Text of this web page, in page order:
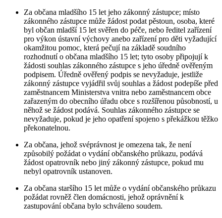
Za občana mladšího 15 let jeho zákonný zástupce; místo
zákonného zástupce může žádost podat pěstoun, osoba, které
byl občan mladší 15 let svěřen do péče, nebo ředitel zařízení
pro výkon ústavní výchovy anebo zařízení pro děti vyžadující
okamžitou pomoc, která pečují na základě soudního
rozhodnutí o občana mladšího 15 let; tyto osoby připojují k
žádosti souhlas zákonného zástupce s jeho úředně ověřeným
podpisem. Úředně ověřený podpis se nevyžaduje, jestliže
zákonný zástupce vyjádřil svůj souhlas a žádost podepíše před
zaměstnancem Ministerstva vnitra nebo zaměstnancem obce
zařazeným do obecního úřadu obce s rozšířenou působností, u
něhož se žádost podává. Souhlas zákonného zástupce se
nevyžaduje, pokud je jeho opatření spojeno s překážkou těžko
překonatelnou.
Za občana, jehož svéprávnost je omezena tak, že není
způsobilý požádat o vydání občanského průkazu, podává
žádost opatrovník nebo jiný zákonný zástupce, pokud mu
nebyl opatrovník ustanoven.
Za občana staršího 15 let může o vydání občanského průkazu
požádat rovněž člen domácnosti, jehož oprávnění k
zastupování občana bylo schváleno soudem.